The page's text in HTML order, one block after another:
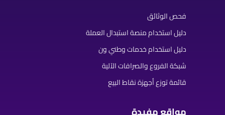
فحص الوثائق
دليل استخدام منصة استبدال العملة
دليل استخدام خدمات وطني ون
شبكة الفروع والصرافات الآلية
قائمة توزع أجهزة نقاط البيع